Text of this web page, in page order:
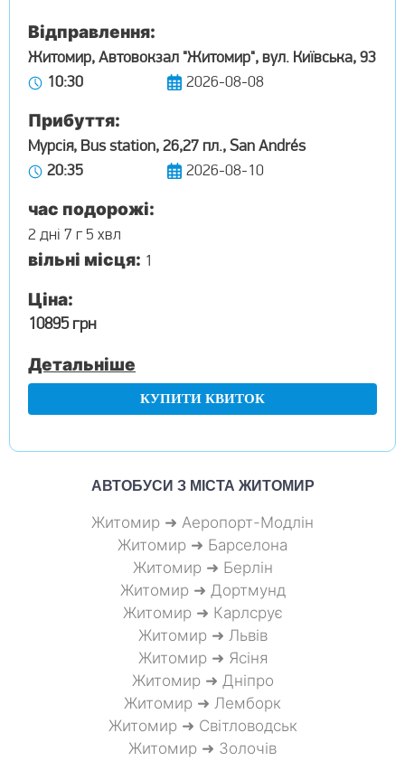
Відправлення:
Житомир, Автовокзал "Житомир", вул. Київська, 93
10:30
2026-08-08
Прибуття:
Мурсія, Bus station, 26,27 пл., San Andrés
20:35
2026-08-10
час подорожі:
2 дні 7 г 5 хвл
вільні місця: 1
Ціна:
10895 грн
Детальніше
КУПИТИ КВИТОК
АВТОБУСИ З МІСТА ЖИТОМИР
Житомир ➜ Аеропорт-Модлін
Житомир ➜ Барселона
Житомир ➜ Берлін
Житомир ➜ Дортмунд
Житомир ➜ Карлсрує
Житомир ➜ Львів
Житомир ➜ Ясіня
Житомир ➜ Дніпро
Житомир ➜ Лемборк
Житомир ➜ Світловодськ
Житомир ➜ Золочів